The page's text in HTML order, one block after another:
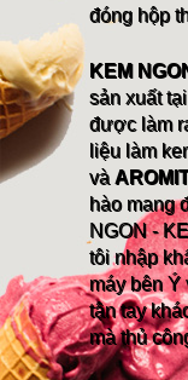
đóng hộp
KEM
sản xuất
được làm
liệu làm
và
hào mang
NGON -
tôi nhập
máy bên Ý
tận tay
mà thủ